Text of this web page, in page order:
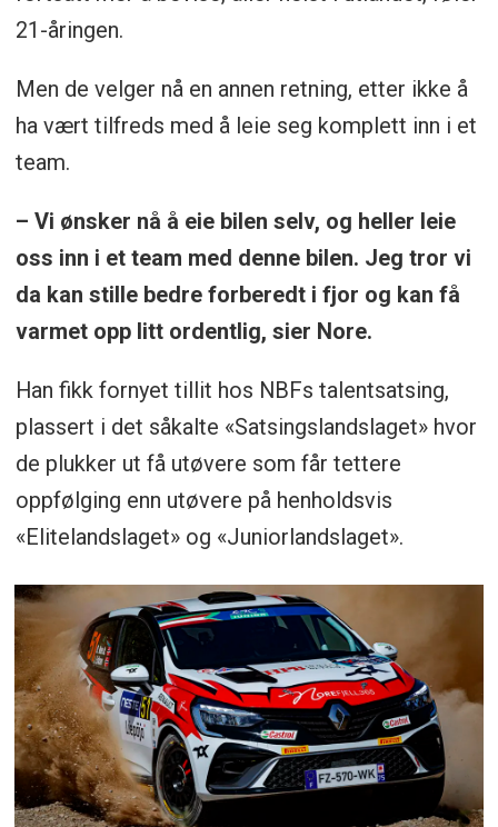
21-åringen.
Men de velger nå en annen retning, etter ikke å
ha vært tilfreds med å leie seg komplett inn i et
team.
– Vi ønsker nå å eie bilen selv, og heller leie
oss inn i et team med denne bilen. Jeg tror vi
da kan stille bedre forberedt i fjor og kan få
varmet opp litt ordentlig, sier Nore.
Han fikk fornyet tillit hos NBFs talentsatsing,
plassert i det såkalte «Satsingslandslaget» hvor
de plukker ut få utøvere som får tettere
oppfølging enn utøvere på henholdsvis
«Elitelandslaget» og «Juniorlandslaget».